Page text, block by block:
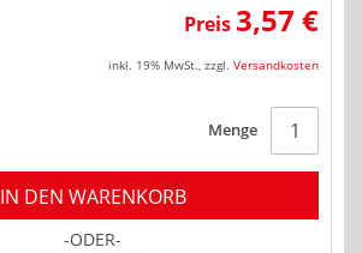
Preis 3,57 €
inkl. 19% MwSt., zzgl. Versandkosten
Menge
IN DEN WARENKORB
-ODER-